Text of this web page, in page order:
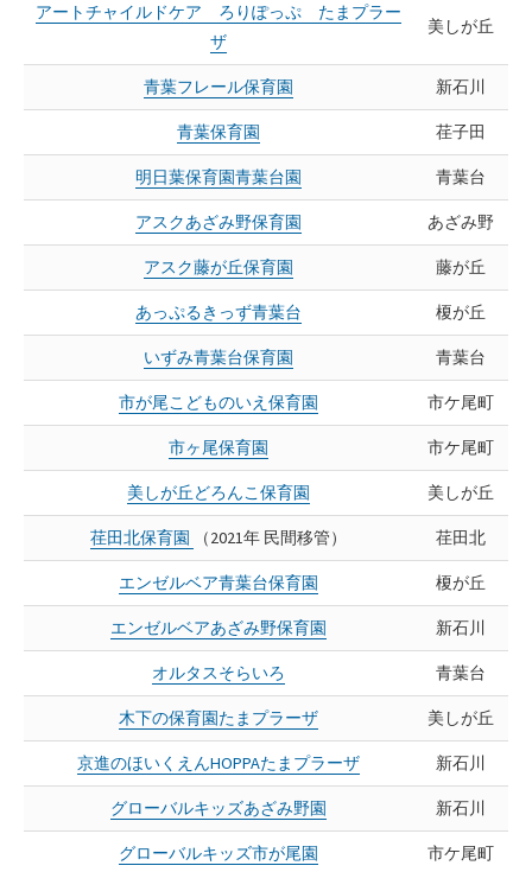
アートチャイルドケア ろりぽっぷ たまプラー
ザ
美しが丘
青葉フレール保育園 新石川
青葉保育園 荏子田
明日葉保育園青葉台園 青葉台
アスクあざみ野保育園 あざみ野
アスク藤が丘保育園 藤が丘
あっぷるきっず青葉台 榎が丘
いずみ青葉台保育園 青葉台
市が尾こどものいえ保育園 市ケ尾町
市ヶ尾保育園 市ケ尾町
美しが丘どろんこ保育園 美しが丘
荏田北保育園 （2021年 民間移管） 荏田北
エンゼルベア青葉台保育園 榎が丘
エンゼルベアあざみ野保育園 新石川
オルタスそらいろ 青葉台
木下の保育園たまプラーザ 美しが丘
京進のほいくえんHOPPAたまプラーザ 新石川
グローバルキッズあざみ野園 新石川
グローバルキッズ市が尾園 市ケ尾町